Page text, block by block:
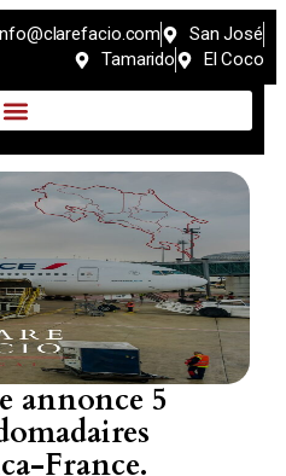
San José
Tamarido
El Coco
annonce 5
France.